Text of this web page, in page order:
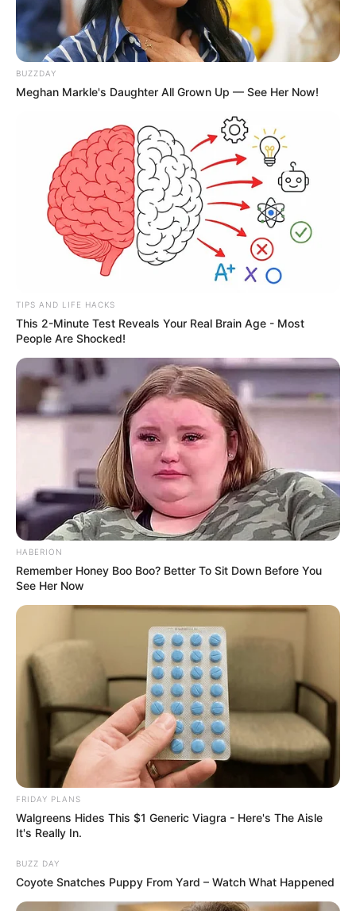
BUZZDAY
Meghan Markle's Daughter All Grown Up — See Her Now!
TIPS AND LIFE HACKS
This 2-Minute Test Reveals Your Real Brain Age - Most
People Are Shocked!
HABERION
Remember Honey Boo Boo? Better To Sit Down Before You
See Her Now
FRIDAY PLANS
Walgreens Hides This $1 Generic Viagra - Here's The Aisle
It's Really In.
BUZZ DAY
Coyote Snatches Puppy From Yard – Watch What Happened